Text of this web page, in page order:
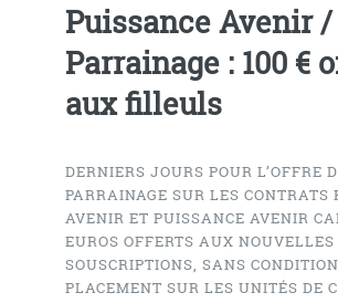
Puissance Avenir /
Parrainage : 100 €
aux filleuls
DERNIERS JOURS POUR L’OFFRE
PARRAINAGE SUR LES CONTRATS
AVENIR ET PUISSANCE AVENIR
EUROS OFFERTS AUX NOUVELLES
SOUSCRIPTIONS, SANS
PLACEMENT SUR LES UNITÉS DE